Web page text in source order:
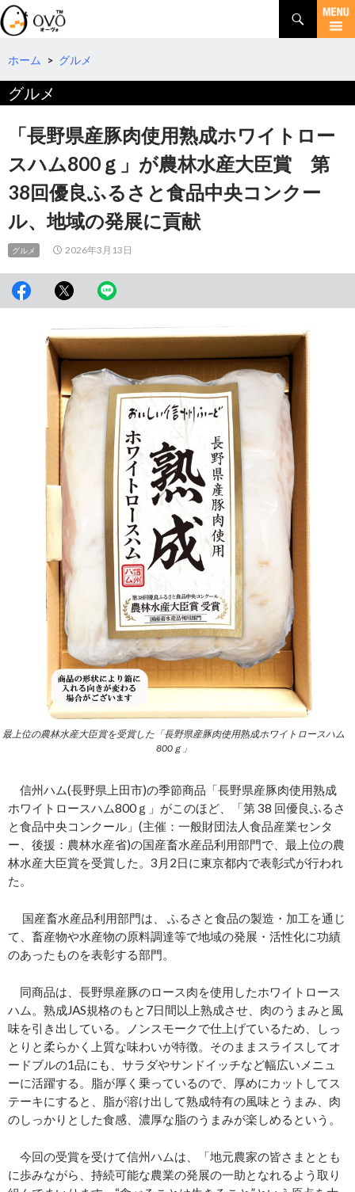
検
索
コ
テ
ツ
へ
ホーム > グルメ
グルメ
「長野県産豚肉使用熟成ホワイトロー
スハム800ｇ」が農林水産大臣賞 第
38回優良ふるさと食品中央コンクー
ル、地域の発展に貢献
グルメ 2026年3月13日
最上位の農林水産大臣賞を受賞した「長野県産豚肉使用熟成ホワイトロースハム
800ｇ」
信州ハム(長野県上田市)の季節商品「長野県産豚肉使用熟成
ホワイトロースハム800ｇ」がこのほど、「第 38 回優良ふるさ
と食品中央コンクール」(主催：一般財団法人食品産業センタ
ー、後援：農林水産省)の国産畜水産品利用部門で、最上位の農
林水産大臣賞を受賞した。3月2日に東京都内で表彰式が行われ
た。
国産畜水産品利用部門は、 ふるさと食品の製造・加工を通じ
て、畜産物や水産物の原料調達等で地域の発展・活性化に功績
のあったものを表彰する部門。
同商品は、長野県産豚のロース肉を使用したホワイトロース
ハム。熟成JAS規格のもと7日間以上熟成させ、肉のうまみと風
味を引き出している。ノンスモークで仕上げているため、しっ
とりと柔らかく上質な味わいが特徴。そのままスライスしてオ
ードブルの1品にも、サラダやサンドイッチなど幅広いメニュ
ーに活躍する。脂が厚く乗っているので、厚めにカットしてス
テーキにすると、脂が溶け出して熟成特有の風味とうまみ、肉
のしっかりとした食感、濃厚な脂のうまみが楽しめるという。
今回の受賞を受けて信州ハムは、「地元農家の皆さまととも
に歩みながら、持続可能な農業の発展の一助となれるよう取り